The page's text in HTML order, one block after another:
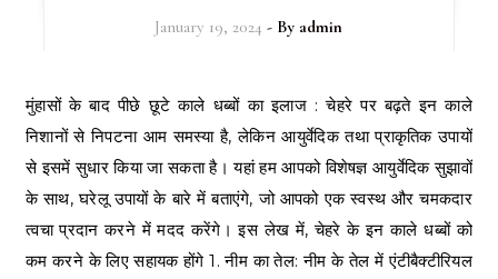
January 19, 2024 - By admin
मुंहासों के बाद पीछे छूटे काले धब्बों का इलाज : चेहरे पर बढ़ते इन काले
निशानों से निपटना आम समस्या है, लेकिन आयुर्वेदिक तथा प्राकृतिक उपायों
से इसमें सुधार किया जा सकता है। यहां हम आपको विशेषज्ञ आयुर्वेदिक सुझावों
के साथ, घरेलू उपायों के बारे में बताएंगे, जो आपको एक स्वस्थ और चमकदार
त्वचा प्रदान करने में मदद करेंगे। इस लेख में, चेहरे के इन काले धब्बों को
कम करने के लिए सहायक होंगे 1. नीम का तेल: नीम के तेल में एंटीबैक्टीरियल